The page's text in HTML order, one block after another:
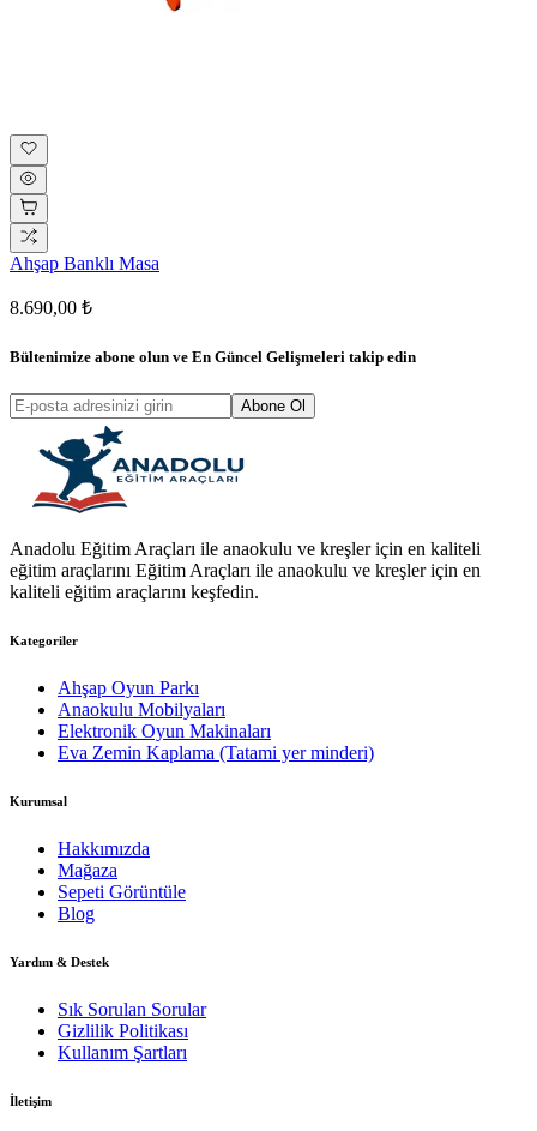
Ahşap Banklı Masa
8.690,00 ₺
Bültenimize abone olun ve En Güncel Gelişmeleri takip edin
Abone Ol
Anadolu Eğitim Araçları ile anaokulu ve kreşler için en kaliteli
eğitim araçlarını Eğitim Araçları ile anaokulu ve kreşler için en
kaliteli eğitim araçlarını keşfedin.
Kategoriler
Ahşap Oyun Parkı
Anaokulu Mobilyaları
Elektronik Oyun Makinaları
Eva Zemin Kaplama (Tatami yer minderi)
Kurumsal
Hakkımızda
Mağaza
Sepeti Görüntüle
Blog
Yardım & Destek
Sık Sorulan Sorular
Gizlilik Politikası
Kullanım Şartları
İletişim